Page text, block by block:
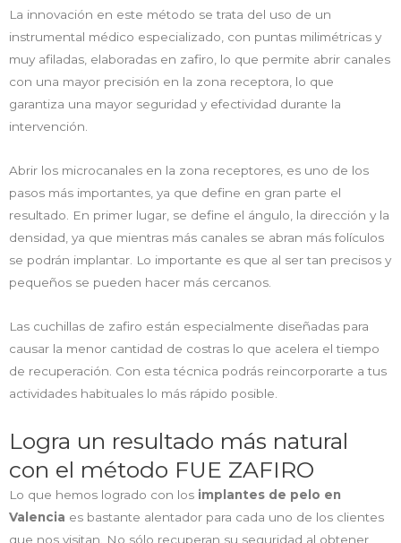
La innovación en este método se trata del uso de un
instrumental médico especializado, con puntas milimétricas y
muy afiladas, elaboradas en zafiro, lo que permite abrir canales
con una mayor precisión en la zona receptora, lo que
garantiza una mayor seguridad y efectividad durante la
intervención.
Abrir los microcanales en la zona receptores, es uno de los
pasos más importantes, ya que define en gran parte el
resultado. En primer lugar, se define el ángulo, la dirección y la
densidad, ya que mientras más canales se abran más folículos
se podrán implantar. Lo importante es que al ser tan precisos y
pequeños se pueden hacer más cercanos.
Las cuchillas de zafiro están especialmente diseñadas para
causar la menor cantidad de costras lo que acelera el tiempo
de recuperación. Con esta técnica podrás reincorporarte a tus
actividades habituales lo más rápido posible.
Logra un resultado más natural
con el método FUE ZAFIRO
Lo que hemos logrado con los implantes de pelo en
Valencia es bastante alentador para cada uno de los clientes
que nos visitan. No sólo recuperan su seguridad al obtener